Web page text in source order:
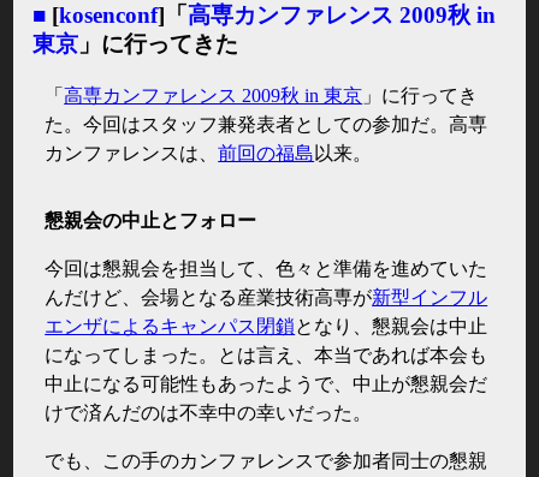
■ [kosenconf]「高専カンファレンス 2009秋 in
東京 」に行ってきた
「高専カンファレンス 2009秋 in 東京 」に行ってき
た。今回はスタッフ兼発表者としての参加だ。高専
カンファレンスは、前回の福島 以来。
懇親会の中止とフォロー
今回は懇親会を担当して、色々と準備を進めていた
んだけど、会場となる産業技術高専が新型インフル
エンザによるキャンパス閉鎖となり、懇親会は中止
になってしまった。とは言え、本当であれば本会も
中止になる可能性もあったようで、中止が懇親会だ
けで済んだのは不幸中の幸いだった。
でも、この手のカンファレンスで参加者同士の懇親